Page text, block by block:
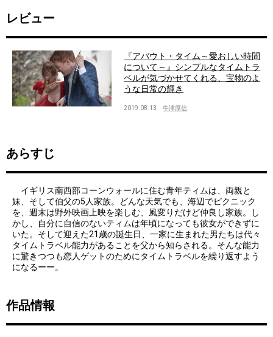
レビュー
『アバウト・タイム～愛おしい時間
について～』シンプルなタイムトラ
ベルが気づかせてくれる、宝物のよ
うな日常の輝き
2019.08.13 牛津厚信
あらすじ
イギリス南西部コーンウォールに住む青年ティムは、両親と
妹、そして伯父の5人家族。どんな天気でも、海辺でピクニック
を、週末は野外映画上映を楽しむ、風変りだけど仲良し家族。し
かし、自分に自信のないティムは年頃になっても彼女ができずに
いた。そして迎えた21歳の誕生日、一家に生まれた男たちは代々
タイムトラベル能力があることを父から知らされる。そんな能力
に驚きつつも恋人ゲットのためにタイムトラベルを繰り返すよう
になるーー。
作品情報